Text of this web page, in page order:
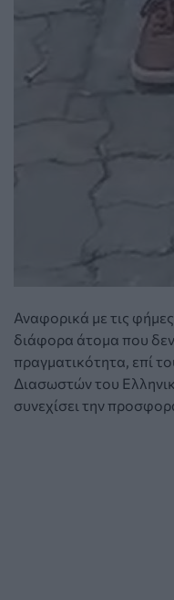
Αναφορικά με τις
διάφορα άτομα που δεν
πραγματικότητα, επί
Διασωστών του
συνεχίσει την